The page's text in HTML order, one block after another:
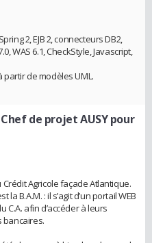
2, EJB 2, connecteurs DB2,
WAS 6.1, CheckStyle, Javascript,
de modèles UML.
de projet AUSY pour
Agricole façade Atlantique.
B.A.M. : il s’agit d’un portail WEB
C.A. afin d’accéder à leurs